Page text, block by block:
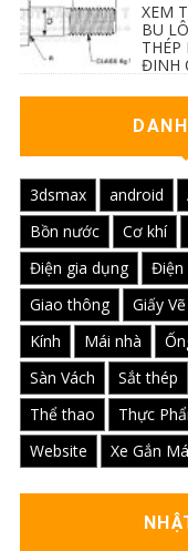
XEM
BU
THÉP
ĐINH
3dsmax android
Bồn nước
Cơ khí
Điện gia dụng
Điện
Giao thông
Giấy Vẽ
Kính
Mái nhà
Sàn Vách
Sắt thép
Thể thao
Thực
Website
Xe Gắn